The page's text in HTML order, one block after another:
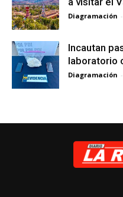
Diagramación -
Incautan
laboratorio
Diagramación -